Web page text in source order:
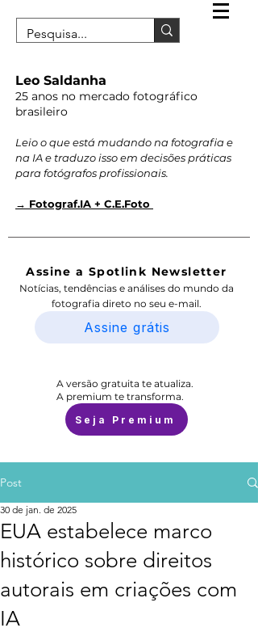
Leo Saldanha
25 anos no mercado fotográfico
brasileiro
Leio o que está mudando na fotografia e
na IA e traduzo isso em decisões práticas
para fotógrafos profissionais.
→ Fotograf.IA + C.E.Foto
Assine a Spotlink Newsletter
Notícias, tendências e análises do mundo da
fotografia direto no seu e-mail.
Assine grátis
A versão gratuita te atualiza.
A premium te transforma.
Seja Premium
Post
EUA estabelece marco
histórico sobre direitos
autorais em criações com
IA
30 de jan. de 2025